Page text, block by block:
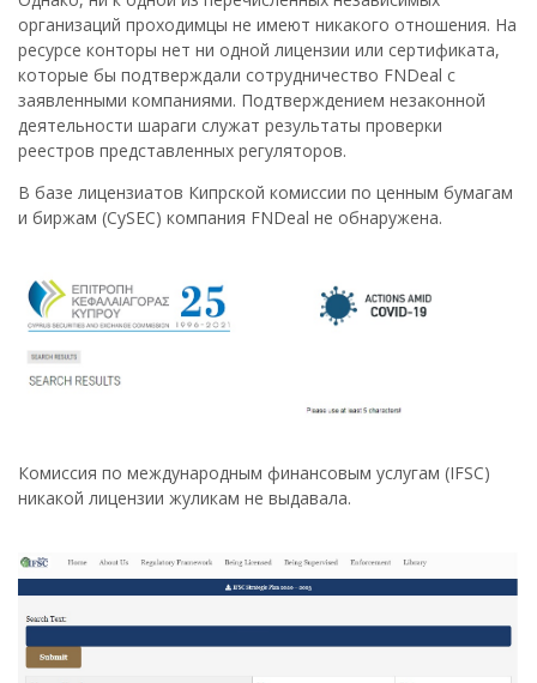
организаций проходимцы не имеют никакого отношения. На
ресурсе конторы нет ни одной лицензии или сертификата,
которые бы подтверждали сотрудничество FNDeal с
заявленными компаниями. Подтверждением незаконной
деятельности шараги служат результаты проверки
реестров представленных регуляторов.
В базе лицензиатов Кипрской комиссии по ценным бумагам
и биржам (CySEC) компания FNDeal не обнаружена.
Комиссия по международным финансовым услугам (IFSC)
никакой лицензии жуликам не выдавала.